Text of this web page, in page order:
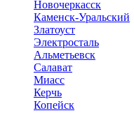
Новочеркасск
Каменск-Уральский
Златоуст
Электросталь
Альметьевск
Салават
Миасс
Керчь
Копейск